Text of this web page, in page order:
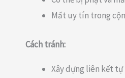
Mất uy tín trong
Cách tránh:
Xây dựng liên kết